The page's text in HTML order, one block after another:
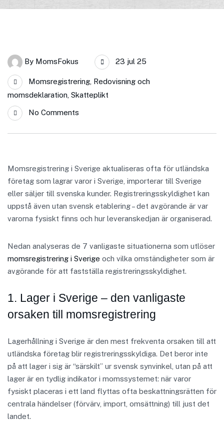
By MomsFokus 23 jul 25
Momsregistrering, Redovisning och
momsdeklaration, Skatteplikt
No Comments
Momsregistrering i Sverige aktualiseras ofta för utländska
företag som lagrar varor i Sverige, importerar till Sverige
eller säljer till svenska kunder. Registreringsskyldighet kan
uppstå även utan svensk etablering – det avgörande är var
varorna fysiskt finns och hur leveranskedjan är organiserad.
Nedan analyseras de 7 vanligaste situationerna som utlöser
momsregistrering i Sverige och vilka omständigheter som är
avgörande för att fastställa registreringsskyldighet.
1. Lager i Sverige – den vanligaste
orsaken till momsregistrering
Lagerhållning i Sverige är den mest frekventa orsaken till att
utländska företag blir registreringsskyldiga. Det beror inte
på att lager i sig är “särskilt” ur svensk synvinkel, utan på att
lager är en tydlig indikator i momssystemet: när varor
fysiskt placeras i ett land flyttas ofta beskattningsrätten för
centrala händelser (förvärv, import, omsättning) till just det
landet.